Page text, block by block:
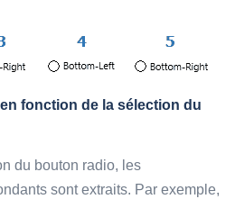
fonction de la sélection du
du bouton radio, les
sont extraits. Par exemple,